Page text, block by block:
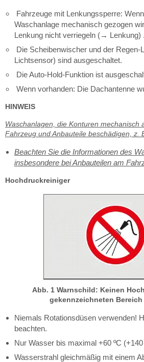
Fahrzeuge mit Lenkungssperre:
Waschanlage mechanisch gezogen
Lenkung nicht verriegeln (→ Lenkung) .
Die Scheibenwischer und der
Lichtsensor) sind ausgeschaltet.
Die Auto-Hold-Funktion ist
Wenn vorhanden: Die Dachantenne
HINWEIS
Waschanlagen, die Konturen mechanisch
Fahrzeug und Anbauteile beschädigen, z.
Beachten Sie die Informationen des
insbesondere bei Anbauteilen am
Hochdruckreiniger
Abb. 1 Warnschild: Keinen
gekennzeichneten Bereich
Niemals Rotationsdüsen verwenden!
beachten.
Nur Wasser bis maximal +60 ºC
Wasserstrahl gleichmäßig mit einem